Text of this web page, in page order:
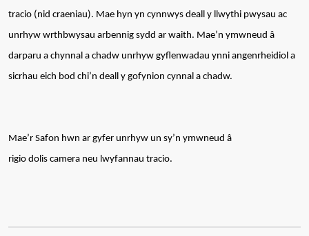
tracio (nid craeniau). Mae hyn yn cynnwys deall y llwythi pwysau ac
unrhyw wrthbwysau arbennig sydd ar waith. Mae’n ymwneud â
darparu a chynnal a chadw unrhyw gyflenwadau ynni angenrheidiol a
sicrhau eich bod chi’n deall y gofynion cynnal a chadw.
Mae’r Safon hwn ar gyfer unrhyw un sy’n ymwneud â
rigio dolis camera neu lwyfannau tracio.